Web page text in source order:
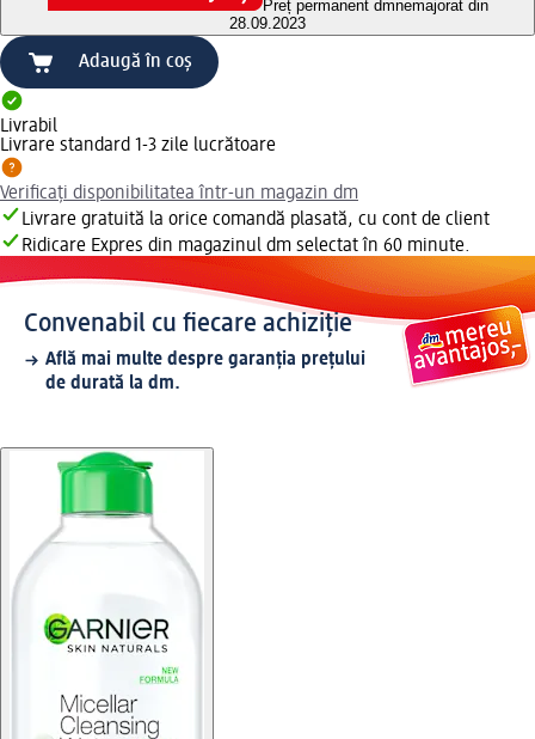
Preț permanent dmnemajorat din
28.09.2023
Adaugă în coș
Livrabil
Livrare standard 1-3 zile lucrătoare
Verificați disponibilitatea într-un magazin dm
Livrare gratuită la orice comandă plasată, cu cont de client
Ridicare Expres din magazinul dm selectat în 60 minute.
Convenabil cu fiecare achiziție
Află mai multe despre garanția prețului
de durată la dm.